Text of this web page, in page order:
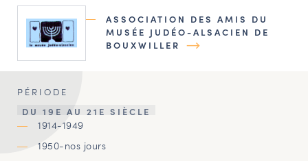
ASSOCIATION DES AMIS DU
MUSÉE JUDÉO-ALSACIEN DE
BOUXWILLER
PÉRIODE
DU 19E AU 21E SIÈCLE
1914-1949
1950-nos jours